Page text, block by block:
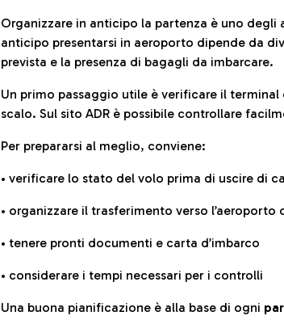
Organizzare in anticipo la partenza è uno
anticipo presentarsi in aeroporto dipende da
prevista e la presenza di bagagli da imbarcare.
Un primo passaggio utile è verificare il
scalo. Sul sito ADR è possibile controllare
Per prepararsi al meglio, conviene:
• verificare lo stato del volo prima di uscire di
• organizzare il trasferimento verso
• tenere pronti documenti e carta d’imbarco
• considerare i tempi necessari per i controlli
Una buona pianificazione è alla base di ogni